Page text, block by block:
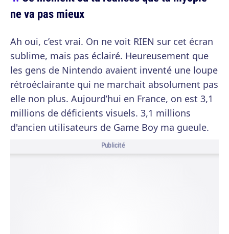
ne va pas mieux
Ah oui, c’est vrai. On ne voit RIEN sur cet écran
sublime, mais pas éclairé. Heureusement que
les gens de Nintendo avaient inventé une loupe
rétroéclairante qui ne marchait absolument pas
elle non plus. Aujourd’hui en France, on est 3,1
millions de déficients visuels. 3,1 millions
d'ancien utilisateurs de Game Boy ma gueule.
Publicité